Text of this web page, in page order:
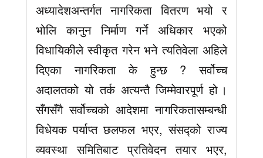
अध्यादेशअन्तर्गत नागरिकता वितरण भयो र
भोलि कानुन निर्माण गर्ने अधिकार भएको
विधायिकीले स्वीकृत गरेन भने त्यतिवेला अहिले
दिएका नागरिकता के हुन्छ ? सर्वोच्च
अदालतको यो तर्क अत्यन्तै जिम्मेवारपूर्ण हो ।
सँगसँगै सर्वोच्चको आदेशमा नागरिकतासम्बन्धी
विधेयक पर्याप्त छलफल भएर, संसद्को राज्य
व्यवस्था समितिबाट प्रतिवेदन तयार भएर,